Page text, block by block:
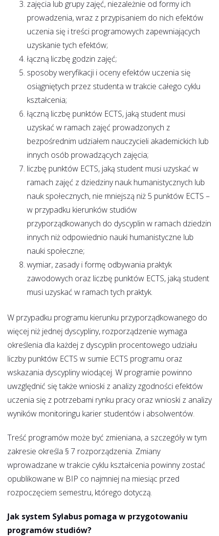
zajęcia lub grupy zajęć, niezależnie od formy ich
prowadzenia, wraz z przypisaniem do nich efektów
uczenia się i treści programowych zapewniających
uzyskanie tych efektów;
łączną liczbę godzin zajęć;
sposoby weryfikacji i oceny efektów uczenia się
osiągniętych przez studenta w trakcie całego cyklu
kształcenia;
łączną liczbę punktów ECTS, jaką student musi
uzyskać w ramach zajęć prowadzonych z
bezpośrednim udziałem nauczycieli akademickich lub
innych osób prowadzących zajęcia;
liczbę punktów ECTS, jaką student musi uzyskać w
ramach zajęć z dziedziny nauk humanistycznych lub
nauk społecznych, nie mniejszą niż 5 punktów ECTS –
w przypadku kierunków studiów
przyporządkowanych do dyscyplin w ramach dziedzin
innych niż odpowiednio nauki humanistyczne lub
nauki społeczne;
wymiar, zasady i formę odbywania praktyk
zawodowych oraz liczbę punktów ECTS, jaką student
musi uzyskać w ramach tych praktyk.
W przypadku programu kierunku przyporządkowanego do
więcej niż jednej dyscypliny, rozporządzenie wymaga
określenia dla każdej z dyscyplin procentowego udziału
liczby punktów ECTS w sumie ECTS programu oraz
wskazania dyscypliny wiodącej. W programie powinno
uwzględnić się także wnioski z analizy zgodności efektów
uczenia się z potrzebami rynku pracy oraz wnioski z analizy
wyników monitoringu karier studentów i absolwentów.
Treść programów może być zmieniana, a szczegóły w tym
zakresie określa § 7 rozporządzenia. Zmiany
wprowadzane w trakcie cyklu kształcenia powinny zostać
opublikowane w BIP co najmniej na miesiąc przed
rozpoczęciem semestru, którego dotyczą.
Jak system Sylabus pomaga w przygotowaniu
programów studiów?